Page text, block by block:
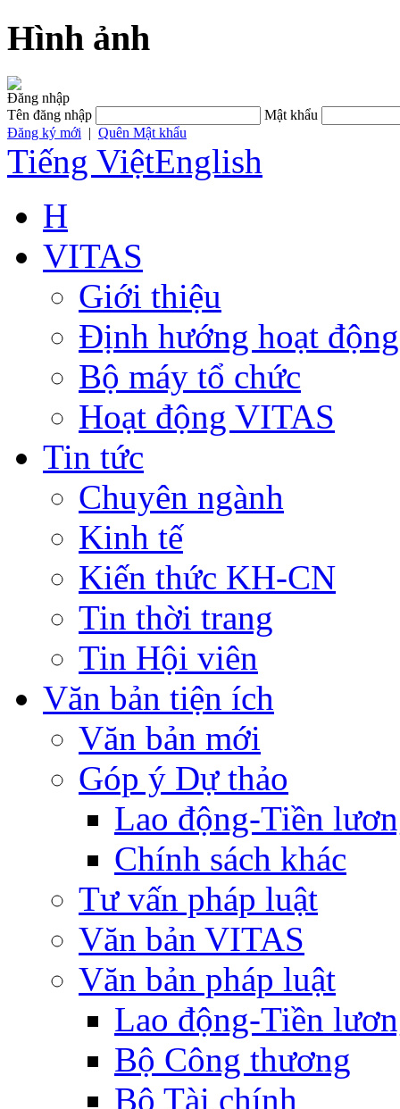
Hình ảnh
Đăng nhập
Tên đăng nhập
Mật khẩu
Đăng ký mới | Quên Mật khẩu
Tiếng ViệtEnglish
H
VITAS
Giới thiệu
Định hướng hoạt động
Bộ máy tổ chức
Hoạt động VITAS
Tin tức
Chuyên ngành
Kinh tế
Kiến thức KH-CN
Tin thời trang
Tin Hội viên
Văn bản tiện ích
Văn bản mới
Góp ý Dự thảo
Lao động-Tiền
Chính sách khác
Tư vấn pháp luật
Văn bản VITAS
Văn bản pháp luật
Lao động-Tiền
Bộ Công thương
Bộ Tài chính